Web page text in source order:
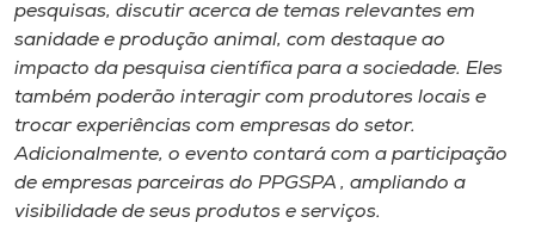
pesquisas, discutir acerca de temas relevantes em
sanidade e produção animal, com destaque ao
impacto da pesquisa científica para a sociedade. Eles
também poderão interagir com produtores locais e
trocar experiências com empresas do setor.
Adicionalmente, o evento contará com a participação
de empresas parceiras do PPGSPA , ampliando a
visibilidade de seus produtos e serviços.